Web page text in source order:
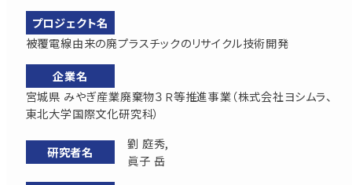
被覆電線由来の廃プラスチックのリサイクル技術開発
宮城県 みやぎ産業廃棄物３Ｒ等推進事業（株式会社ヨシムラ、
東北大学国際文化研究科）
劉 庭秀,
眞子 岳